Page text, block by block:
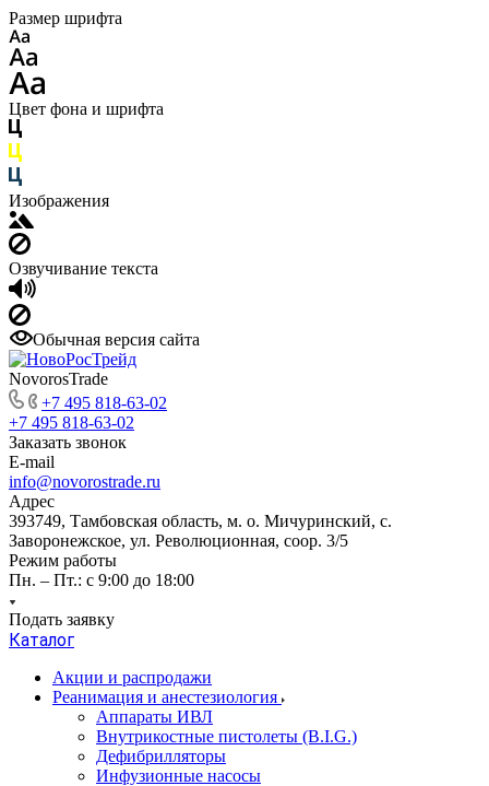
Размер шрифта
Цвет фона и шрифта
Изображения
Озвучивание текста
Обычная версия сайта
NovorosTrade
+7 495 818-63-02
+7 495 818-63-02
Заказать звонок
E-mail
info@novorostrade.ru
Адрес
393749, Тамбовская область, м. о. Мичуринский, с.
Заворонежское, ул. Революционная, соор. 3/5
Режим работы
Пн. – Пт.: с 9:00 до 18:00
Подать заявку
Каталог
Акции и распродажи
Реанимация и анестезиология
Аппараты ИВЛ
Внутрикостные пистолеты (B.I.G.)
Дефибрилляторы
Инфузионные насосы